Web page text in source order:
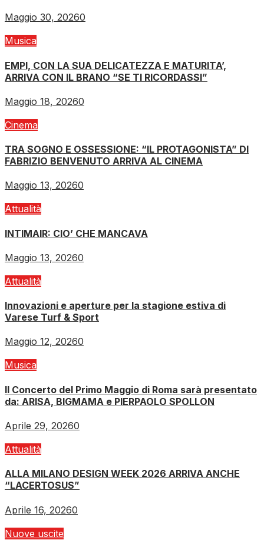
Maggio 30, 20260
Musica
EMPI, CON LA SUA DELICATEZZA E MATURITA’,
ARRIVA CON IL BRANO “SE TI RICORDASSI”
Maggio 18, 20260
Cinema
TRA SOGNO E OSSESSIONE: “IL PROTAGONISTA” DI
FABRIZIO BENVENUTO ARRIVA AL CINEMA
Maggio 13, 20260
Attualità
INTIMAIR: CIO’ CHE MANCAVA
Maggio 13, 20260
Attualità
Innovazioni e aperture per la stagione estiva di
Varese Turf & Sport
Maggio 12, 20260
Musica
Il Concerto del Primo Maggio di Roma sarà presentato
da: ARISA, BIGMAMA e PIERPAOLO SPOLLON
Aprile 29, 20260
Attualità
ALLA MILANO DESIGN WEEK 2026 ARRIVA ANCHE
“LACERTOSUS”
Aprile 16, 20260
Nuove uscite